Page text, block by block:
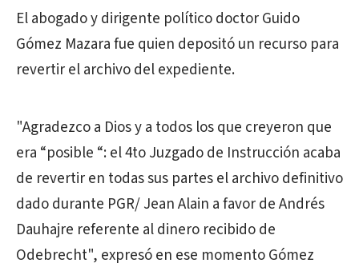
El abogado y dirigente político doctor Guido
Gómez Mazara fue quien depositó un recurso para
revertir el archivo del expediente.
"Agradezco a Dios y a todos los que creyeron que
era “posible “: el 4to Juzgado de Instrucción acaba
de revertir en todas sus partes el archivo definitivo
dado durante PGR/ Jean Alain a favor de Andrés
Dauhajre referente al dinero recibido de
Odebrecht", expresó en ese momento Gómez